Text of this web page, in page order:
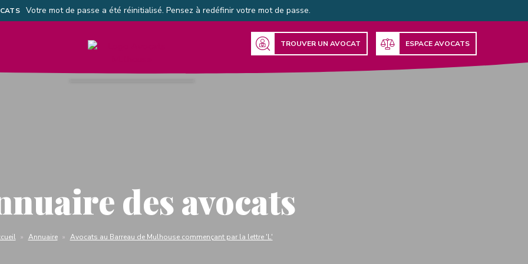
Votre mot de passe a été réinitialisé. Pensez à redéfinir votre mot de passe.
Barreau de Mulhouse TROUVER UN AVOCAT ESPACE AVOCATS
des avocats
êtes ici :
Annuaire Avocats au Barreau de Mulhouse commençant par la lettre 'L'